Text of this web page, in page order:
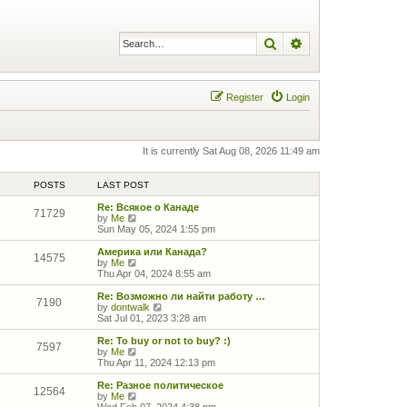
Search
Login
Register
It is currently Sat Aug 08, 2026 11:49 am
POSTS LAST POST
71729
Re: Всякое о Канаде
by Me
i
e
w
h
e
l
a
t
e
s
t
p
o
t
Sun May 05, 2024 1:55 pm
14575
Америка или Канада?
by Me
i
e
w
t
h
e
l
t
s
t
p
Thu Apr 04, 2024 8:55 am
7190
Re: Возможно ли найти работу …
by dontwalk
i
e
w
h
e
l
t
Sat Jul 01, 2023 3:28 am
7597
Re: To buy or not to buy? :)
by Me
i
e
w
Thu Apr 11, 2024 12:13 pm
12564
Re: Разное политическое
by Me